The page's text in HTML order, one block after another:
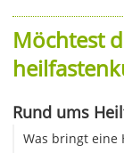
Möchtest
Rund ums
Was bringt eine